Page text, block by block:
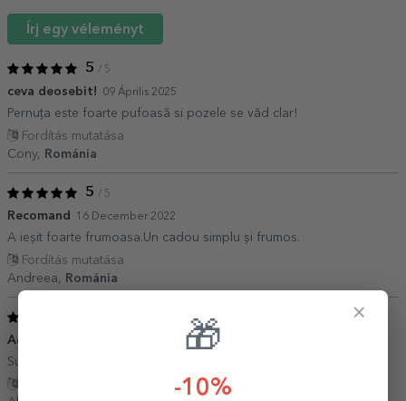
Írj egy véleményt
5 / 5
ceva deosebit! 09 Április 2025
Pernuța este foarte pufoasă si pozele se văd clar!
Fordítás mutatása
Cony,
Románia
5 / 5
Recomand 16 December 2022
A ieșit foarte frumoasa.Un cadou simplu și frumos.
Fordítás mutatása
Andreea,
Románia
Achiziție super
Superbă perna, recomand cu drag!
×
🎁
-10%